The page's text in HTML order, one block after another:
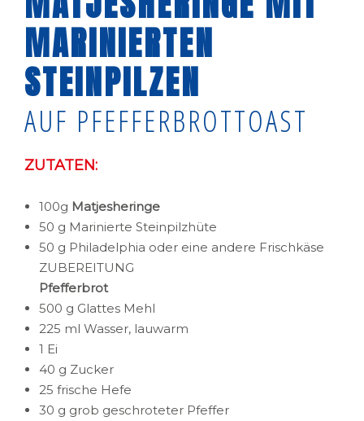
MARINIERTEN
STEINPILZEN
AUF PFEFFERBROTTOAST
ZUTATEN:
100g Matjesheringe
50 g Marinierte Steinpilzhüte
50 g Philadelphia oder eine andere Frischkäse
ZUBEREITUNG
Pfefferbrot
500 g Glattes Mehl
225 ml Wasser, lauwarm
1 Ei
40 g Zucker
25 frische Hefe
30 g grob geschroteter Pfeffer